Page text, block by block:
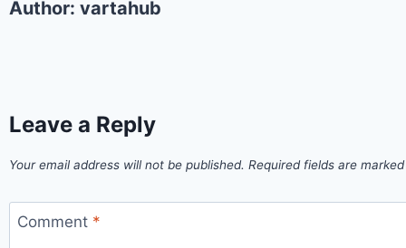
Author: vartahub
Leave a Reply
Your email address will not be published. Required fields are
Comment *